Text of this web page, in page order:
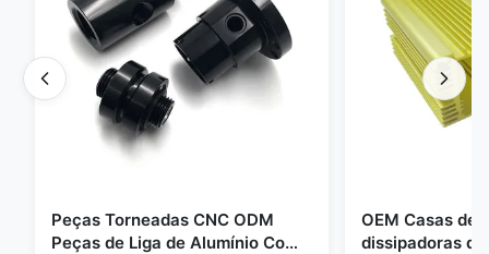
Peças Torneadas CNC ODM
Peças de Liga de Alumínio Com
OEM Casas de
dissipadoras